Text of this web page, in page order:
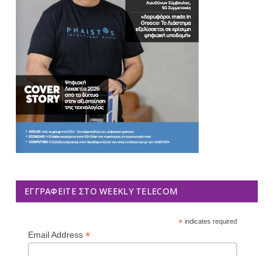
ΕΓΓΡΑΦΕΊΤΕ ΣΤΟ WEEKLY TELECOM
*indicates required
Email Address *